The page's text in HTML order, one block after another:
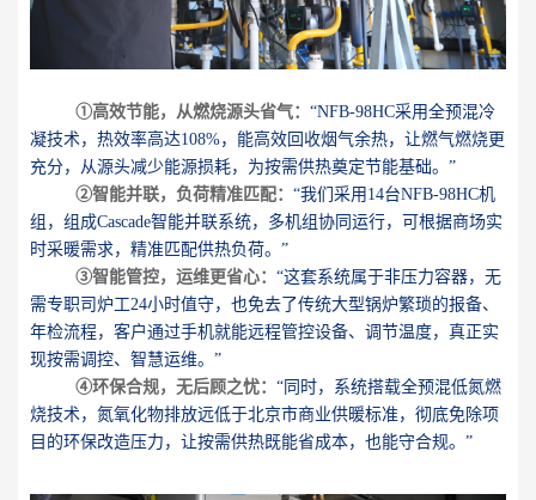
①高效节能，从燃烧源头省气：“NFB-98HC采用全预混冷
凝技术，热效率高达108%，能高效回收烟气余热，让燃气燃烧更
充分，从源头减少能源损耗，为按需供热奠定节能基础。”
②智能并联，负荷精准匹配：“我们采用14台NFB-98HC机
组，组成Cascade智能并联系统，多机组协同运行，可根据商场实
时采暖需求，精准匹配供热负荷。”
③智能管控，运维更省心：“这套系统属于非压力容器，无
需专职司炉工24小时值守，也免去了传统大型锅炉繁琐的报备、
年检流程，客户通过手机就能远程管控设备、调节温度，真正实
现按需调控、智慧运维。”
④环保合规，无后顾之忧：“同时，系统搭载全预混低氮燃
烧技术，氮氧化物排放远低于北京市商业供暖标准，彻底免除项
目的环保改造压力，让按需供热既能省成本，也能守合规。”